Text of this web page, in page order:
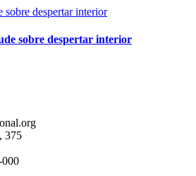
sobre despertar interior
sobre despertar interior
375